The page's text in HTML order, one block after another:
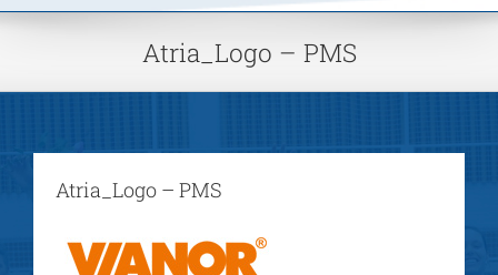
Atria_Logo – PMS
Atria_Logo – PMS